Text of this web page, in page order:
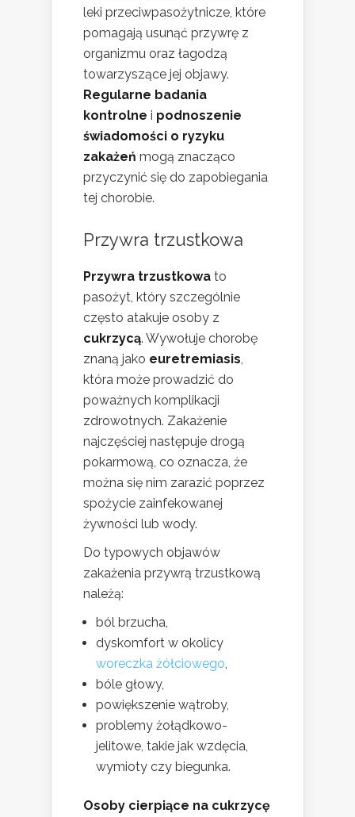
leki przeciwpasożytnicze, które
pomagają usunąć przywrę z
organizmu oraz łagodzą
towarzyszące jej objawy.
Regularne badania
kontrolne i podnoszenie
świadomości o ryzyku
zakażeń mogą znacząco
przyczynić się do zapobiegania
tej chorobie.
Przywra trzustkowa
Przywra trzustkowa to
pasożyt, który szczególnie
często atakuje osoby z
cukrzycą. Wywołuje chorobę
znaną jako euretremiasis
która może prowadzić do
poważnych komplikacji
zdrowotnych. Zakażenie
najczęściej następuje drogą
pokarmową, co oznacza, że
można się nim zarazić poprzez
spożycie zainfekowanej
żywności lub wody.
Do typowych objawów
zakażenia przywrą trzustkową
należą:
ból brzucha,
dyskomfort w okolicy
woreczka żółciowego
bóle głowy,
powiększenie wątroby,
problemy żołądkowo-
jelitowe, takie jak wzdęcia,
wymioty czy biegunka.
Osoby cierpiące na cukrzycę